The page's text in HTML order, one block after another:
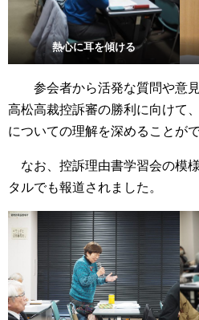
熱心に耳を傾ける
参会者から活発な質問や意見
高松高裁控訴審の勝利に向けて
についての理解を深めることが
なお、控訴理由書学習会の模
タルでも報道されました。